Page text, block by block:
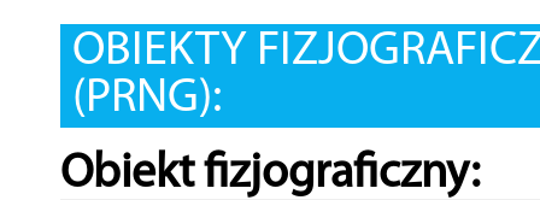
OBIEKTY
(PRNG):
Obiekt fizjograficzny: